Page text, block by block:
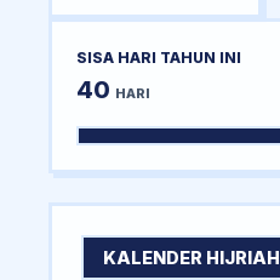
SISA HARI TAHUN INI
40 HARI
KALENDER HIJRIAH